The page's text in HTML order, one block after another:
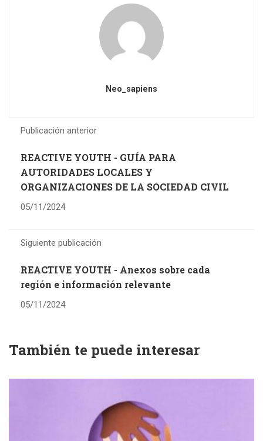
Neo_sapiens
Publicación anterior
REACTIVE YOUTH - GUÍA PARA
AUTORIDADES LOCALES Y
ORGANIZACIONES DE LA SOCIEDAD CIVIL
05/11/2024
Siguiente publicación
REACTIVE YOUTH - Anexos sobre cada
región e información relevante
05/11/2024
También te puede interesar